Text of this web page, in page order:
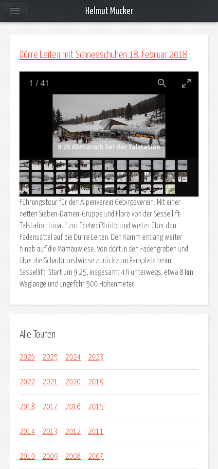
Dürre Leiten mit Schneeschuhen 18. Februar 2018
9:25 Abmarsch bei der Talstation
1 /41
Führungstour für den Alpenverein Gebirgsverein: Mit einer
netten Sieben-Damen-Gruppe und Flora von der Sessellift-
Talstation hinauf zur Edelweißhütte und weiter über den
Fadensattel auf die Dürre Leiten. Den Kamm entlang weiter
hinab auf die Mamauwiese. Von dort in den Fadengraben und
über die Scharbrunstwiese zurück zum Parkplatz beim
Sessellift. Start um 9:25, insgesamt 4 h unterwegs, etwa 8 km
Weglänge und ungefähr 500 Höhenmeter.
Alle Touren
2026 2025 2024 2023
2022 2021 2020 2019
2018 2017 2016 2015
2014 2013 2012 2011
2010 2009 2008 2007
Helmut Mucker